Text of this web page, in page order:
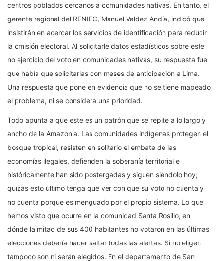
centros poblados cercanos a comunidades nativas. En tanto, el
gerente regional del RENIEC, Manuel Valdez Andía, indicó que
insistirán en acercar los servicios de identificación para reducir
la omisión electoral. Al solicitarle datos estadísticos sobre este
no ejercicio del voto en comunidades nativas, su respuesta fue
que había que solicitarlas con meses de anticipación a Lima.
Una respuesta que pone en evidencia que no se tiene mapeado
el problema, ni se considera una prioridad.
Todo apunta a que este es un patrón que se repite a lo largo y
ancho de la Amazonía. Las comunidades indígenas protegen el
bosque tropical, resisten en solitario el embate de las
economías ilegales, defienden la soberanía territorial e
históricamente han sido postergadas y siguen siéndolo hoy;
quizás esto último tenga que ver con que su voto no cuenta y
no cuenta porque es menguado por el propio sistema. Lo que
hemos visto que ocurre en la comunidad Santa Rosillo, en
dónde la mitad de sus 400 habitantes no votaron en las últimas
elecciones debería hacer saltar todas las alertas. Si no eligen
tampoco son ni serán elegidos. En el departamento de San